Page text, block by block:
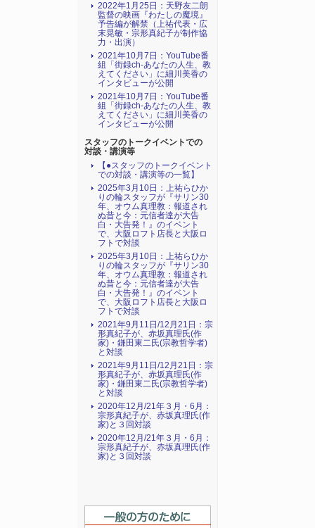
2022年1月25日：天野友二朗
監督の映画『わたしの魔境』
予告編が解禁（上祐代表・広
末晃敏・宗形真紀子が制作協
力・出演）
2021年10月7日：YouTube番
組「街録ch-あなたの人生、教
えてください」に細川美香の
インタビューが公開
2021年10月7日：YouTube番
組「街録ch-あなたの人生、教
えてください」に細川美香の
インタビューが公開
スタッフのトークイベントでの
対談・講演等
【●スタッフのトークイベント
での対談・講演等の一覧】
2025年3月10日：上祐らひか
りの輪スタッフが『サリン30
年、オウム真理教：報道され
ぬ昔と今：元信者達が大告
白・大告発！』のイベント
で、大阪ロフト店長と大阪ロ
フトで対談
2025年3月10日：上祐らひか
りの輪スタッフが『サリン30
年、オウム真理教：報道され
ぬ昔と今：元信者達が大告
白・大告発！』のイベント
で、大阪ロフト店長と大阪ロ
フトで対談
2021年9月11日/12月21日：宗
形真紀子が、赤坂真理氏(作
家)・鎌田東二氏(宗教哲学者)
と対談
2021年9月11日/12月21日：宗
形真紀子が、赤坂真理氏(作
家)・鎌田東二氏(宗教哲学者)
と対談
2020年12月/21年３月・6月：
宗形真紀子が、赤坂真理氏(作
家)と３回対談
2020年12月/21年３月・6月：
宗形真紀子が、赤坂真理氏(作
家)と３回対談